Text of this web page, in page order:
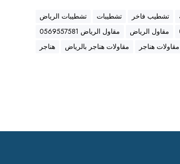
تشطيب فاخر تشطيبات
تشطيبات الرياض
مقاول الرياض
مقاول الرياض 0569557581
مقاولات هناجر مقاولات هناجر بالرياض هناجر